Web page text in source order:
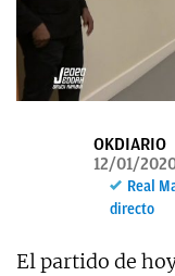
DIRECTO
FEMENINO
PAPARAZZI
OKDIARIO
12/01/
Real
directo
El partido de